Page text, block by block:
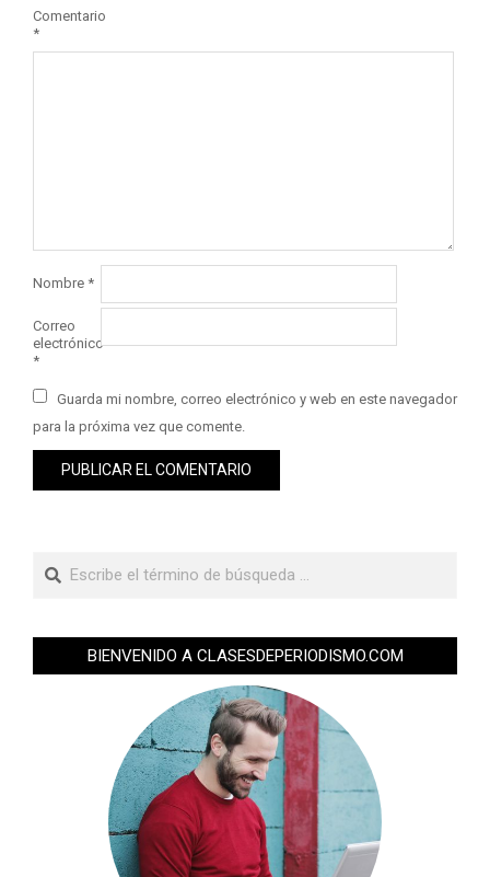
Comentario
*
Nombre *
Correo
electrónico
*
Guarda mi nombre, correo electrónico y web en este navegador
para la próxima vez que comente.
BIENVENIDO A CLASESDEPERIODISMO.COM